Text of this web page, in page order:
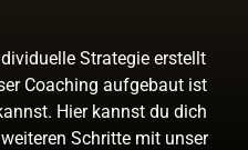
Strategie erstellt
Coaching aufgebaut ist
Hier kannst du dich
Schritte mit unser